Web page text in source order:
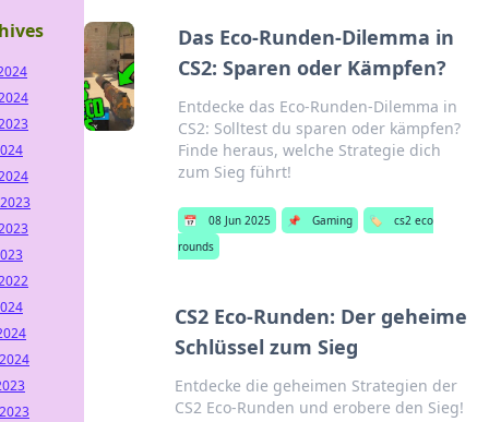
Das Eco-Runden-Dilemma in
CS2: Sparen oder Kämpfen?
Entdecke das Eco-Runden-Dilemma in
CS2: Solltest du sparen oder kämpfen?
Finde heraus, welche Strategie dich
zum Sieg führt!
📅 08 Jun 2025 📌 Gaming 🏷️
cs2 eco
rounds
CS2 Eco-Runden: Der geheime
Schlüssel zum Sieg
Entdecke die geheimen Strategien der
CS2 Eco-Runden und erobere den Sieg!